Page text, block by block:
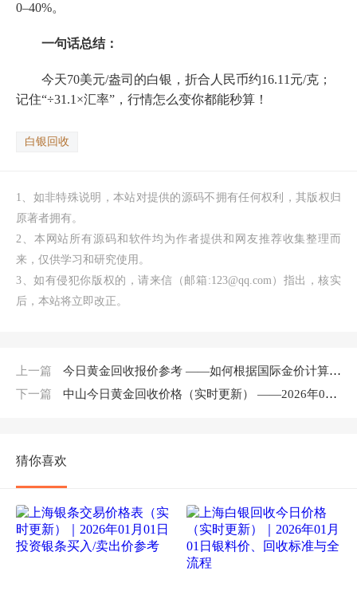
0–40%。
一句话总结：
今天70美元/盎司的白银，折合人民币约16.11元/克；
记住“÷31.1×汇率”，行情怎么变你都能秒算！
白银回收
1、如非特殊说明，本站对提供的源码不拥有任何权利，其版权归
原著者拥有。
2、本网站所有源码和软件均为作者提供和网友推荐收集整理而
来，仅供学习和研究使用。
3、如有侵犯你版权的，请来信（邮箱:123@qq.com）指出，核实
后，本站将立即改正。
上一篇
今日黄金回收报价参考 ——如何根据国际金价计算我的黄金价值？
下一篇
中山今日黄金回收价格（实时更新） ——2026年01月01日最新行情报价
猜你喜欢